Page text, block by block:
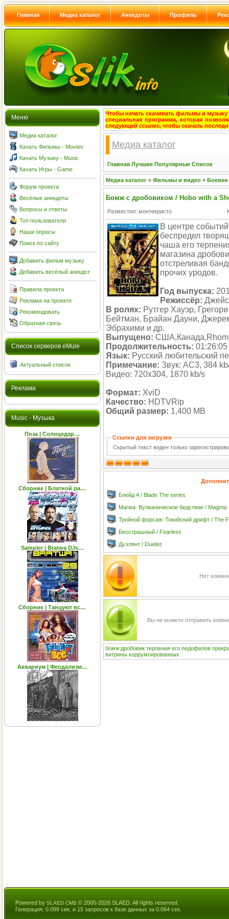
Главная Медиа каталог Анекдоты Профиль
Меню
Медиа каталог
Качать Фильмы - Movies
Качать Музыку - Music
Качать Игры - Game
Форум проекта
Весёлые анекдоты
Вопросы и ответы
Топ пользователи
Наши опросы
Поиск по сайту
Добавить фильм музыку
Добавить весёлый анекдот
Правила проекта
Реклама на проекте
Рекомендовать
Обратная связь
Cписок серверов eMule
Актуальный список
Реклама
Music - Музыка
Поза | Солнцедар…
Сборник | Блатной ра…
Sampler | Bratwa DJs…
Сборник | Танцуют вс…
Аквариум | Феодализм…
Чтобы начать скачивать фильмы и музыку
специальная программа, которая
следующей ссылке, чтобы скачать
Медиа каталог
Главная Лучшие Популярные Список
Медиа каталог » Фильмы и видео » Боевик
Бомж с дробовиком / Hobo with a
Разместил: монтекристо
В центре
беспредел
чаша его
магазина
отстреливая
прочих уродов.
Год выпуска:
Режиссёр:
В ролях: Рутгер Хауэр,
Бейтман, Брайан Дауни,
Эбрахими и др.
Выпущено:
Продолжительность: 01:26:05
Язык: Русский любительский
Примечание: Звук: AC3, 384
Видео: 720x304, 1870 kb/s
Формат: XviD
Качество: HDTVRip
Общий размер: 1,400 MB
Ссылки для загрузки
Скрытый текст виден только
Блейд 4 / Blade The series
Магма: Вулканическое бедствие /
Тройной форсаж: Токийский дрифт / The
Бесстрашный / Fearless
Дуэлянт / Duelist
Нет
Вы не можете отправить
бомж дробовик терпения его педофилов
витрины коррумпированных
Powered by SLAED CMS © 2005-2026 SLAED. All rights reserved.
Генерация: 0.099 сек. и 15 запросов к базе данных за 0.064 сек.